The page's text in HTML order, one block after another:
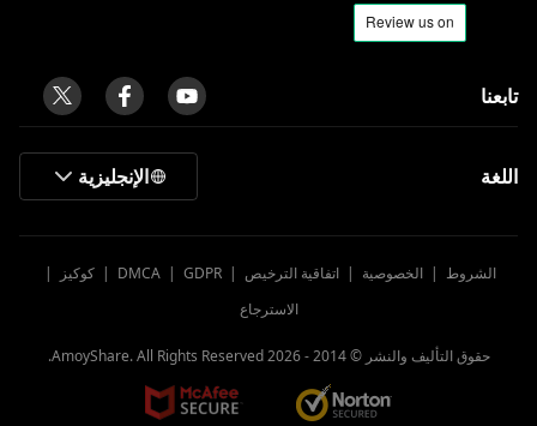
تابعنا
اللغة الإنجليزية
الشروط | الخصوصية | اتفاقية الترخيص |
DMCA | GDPR
| كوكيز
|
الاسترجاع
حقوق التأليف والنشر © 2014 - 2026
AmoyShare. All Rights Reserved.